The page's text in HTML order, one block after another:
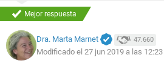
Mejor respuesta
Dra. Marta Marnet 47.660
Modificado el 27 jun 2019 a las 12:23